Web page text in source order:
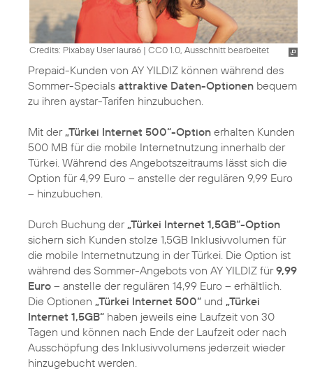
Credits: Pixabay User laura6 | CC0 1.0, Ausschnitt bearbeitet
Prepaid-Kunden von AY YILDIZ können während des
Sommer-Specials attraktive Daten-Optionen bequem
zu ihren aystar-Tarifen hinzubuchen.
Mit der„Türkei Internet 500“-Option erhalten Kunden
500 MB für die mobile Internetnutzung innerhalb der
Türkei. Während des Angebotszeitraums lässt sich die
Option für 4,99 Euro – anstelle der regulären 9,99 Euro
– hinzubuchen.
Durch Buchung der„Türkei Internet 1,5GB“-Option
sichern sich Kunden stolze 1,5GB Inklusivvolumen für
die mobile Internetnutzung in der Türkei. Die Option ist
während des Sommer-Angebots von AY YILDIZ für9,99
Euro – anstelle der regulären 14,99 Euro – erhältlich.
Die Optionen „Türkei Internet 500“ und „Türkei
Internet 1,5GB“ haben jeweils eine Laufzeit von 30
Tagen und können nach Ende der Laufzeit oder nach
Ausschöpfung des Inklusivvolumens jederzeit wieder
hinzugebucht werden.